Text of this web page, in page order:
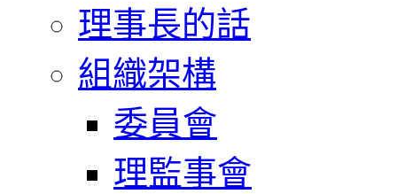
理事長的話
組織架構
委員會
理監事會